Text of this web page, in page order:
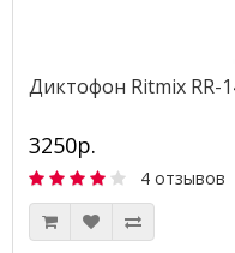
Диктофон Ritmix RR-
3250р.
4 отзывов